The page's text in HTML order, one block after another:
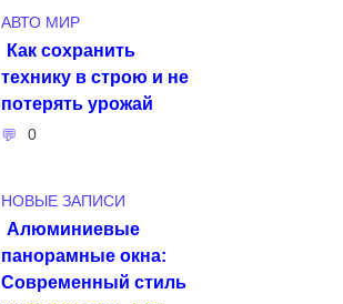
АВТО МИР
Как сохранить
технику в строю и не
потерять урожай
0
НОВЫЕ ЗАПИСИ
Алюминиевые
панорамные окна:
Современный стиль